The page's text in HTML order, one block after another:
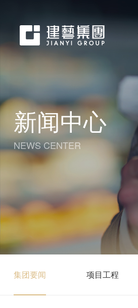
新闻中心
NEWS CENTER
集团要闻 项目工程